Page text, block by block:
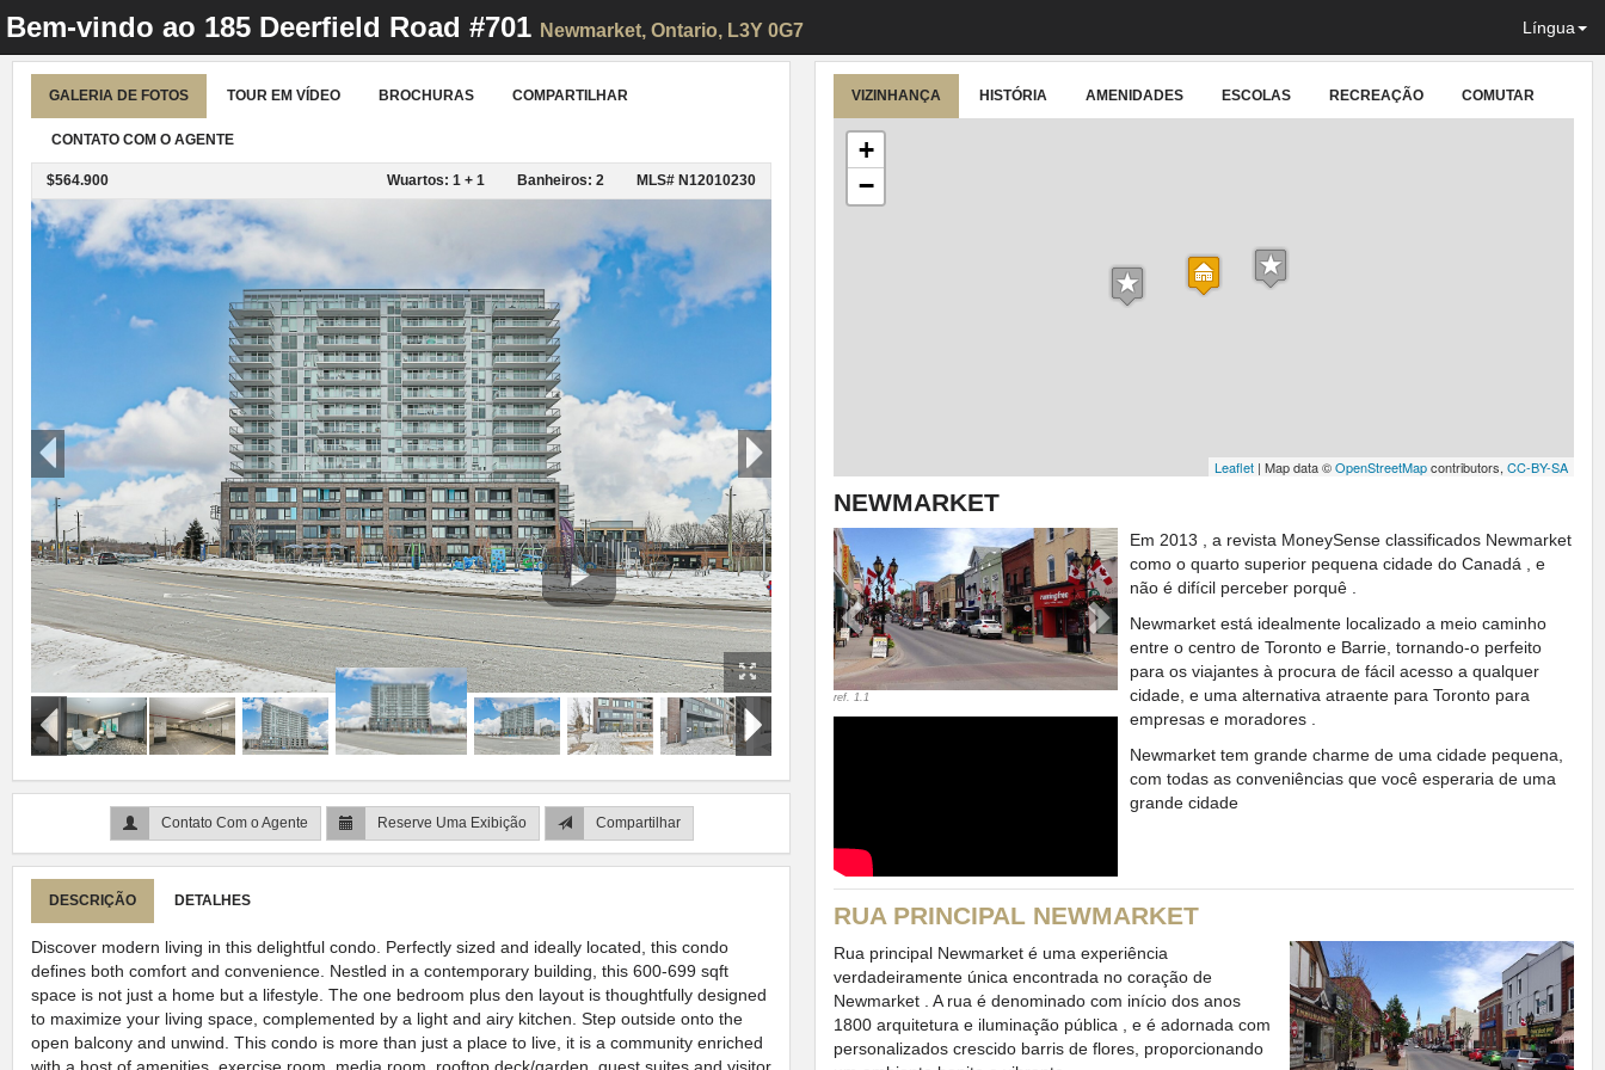
Bem-vindo ao 185 Deerfield Road #701 Newmarket, Ontario, L3Y 0G7 Língua
GALERIA DE FOTOS TOUR EM VÍDEO BROCHURAS COMPARTILHAR
CONTATO COM O AGENTE
$564.900 Wuartos: 1 + 1 Banheiros: 2 MLS# N12010230
Contato Com o Agente Reserve Uma Exibição Compartilhar
DESCRIÇÃO DETALHES
Discover modern living in this delightful condo. Perfectly sized and ideally located, this condo
defines both comfort and convenience. Nestled in a contemporary building, this 600-699 sqft
space is not just a home but a lifestyle. The one bedroom plus den layout is thoughtfully designed
to maximize your living space, complemented by a light and airy kitchen. Step outside onto the
open balcony and unwind. This condo is more than just a place to live, it is a community enriched
VIZINHANÇA HISTÓRIA AMENIDADES ESCOLAS RECREAÇÃO COMUTAR
+
−
Leaflet | Map data ©OpenStreetMapcontributors, CC-BY-SA
NEWMARKET
ref. 1.1
Previous NextEm 2013 , a revista MoneySense classificados Newmarket
como o quarto superior pequena cidade do Canadá , e
não é difícil perceber porquê .
Newmarket está idealmente localizado a meio caminho
entre o centro de Toronto e Barrie, tornando-o perfeito
para os viajantes à procura de fácil acesso a qualquer
cidade, e uma alternativa atraente para Toronto para
empresas e moradores .
Newmarket tem grande charme de uma cidade pequena,
com todas as conveniências que você esperaria de uma
grande cidade
RUA PRINCIPAL NEWMARKET
Rua principal Newmarket é uma experiência
verdadeiramente única encontrada no coração de
Newmarket . A rua é denominado com início dos anos
1800 arquitetura e iluminação pública , e é adornada com
personalizados crescido barris de flores, proporcionando